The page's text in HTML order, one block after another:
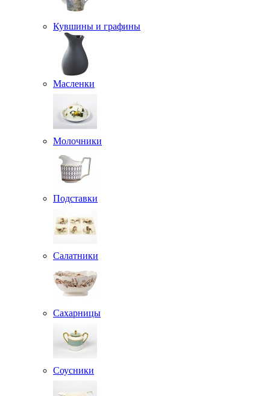
Кувшины и графины
Масленки
Молочники
Подставки
Салатники
Сахарницы
Соусники